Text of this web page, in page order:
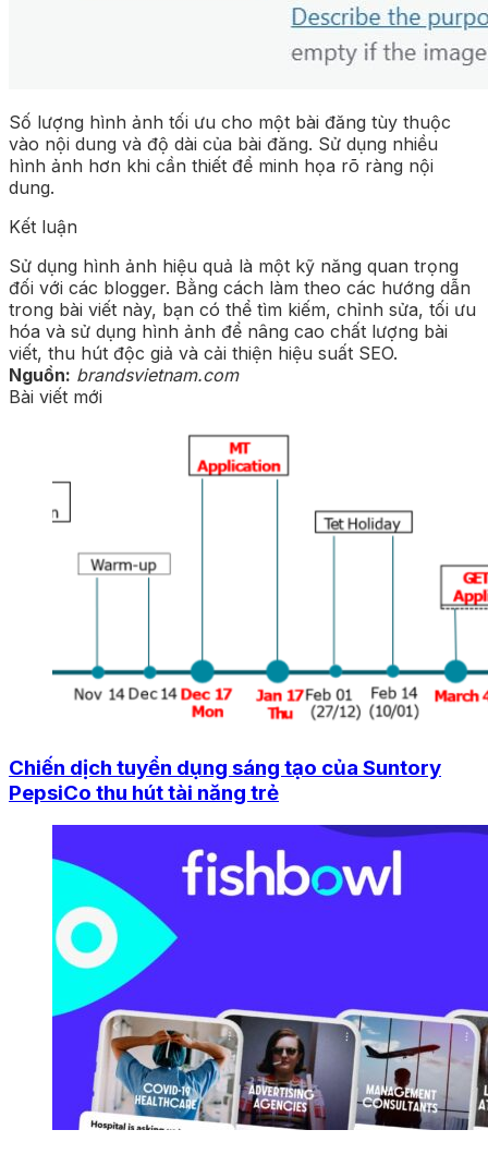
Số lượng hình ảnh tối ưu cho một bài đăng tùy thuộc
vào nội dung và độ dài của bài đăng. Sử dụng nhiều
hình ảnh hơn khi cần thiết để minh họa rõ ràng nội
dung.
Kết luận
Sử dụng hình ảnh hiệu quả là một kỹ năng quan trọng
đối với các blogger. Bằng cách làm theo các hướng dẫn
trong bài viết này, bạn có thể tìm kiếm, chỉnh sửa, tối ưu
hóa và sử dụng hình ảnh để nâng cao chất lượng bài
viết, thu hút độc giả và cải thiện hiệu suất SEO.
Nguồn: brandsvietnam.com
Bài viết mới
Chiến dịch tuyển dụng sáng tạo của Suntory
PepsiCo thu hút tài năng trẻ